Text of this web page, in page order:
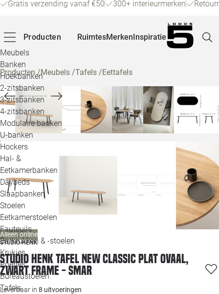
Gratis verzending vanaf €50 300+ interieurmerken
Producten
Meubels
Banken
Hoekbanken
2-zitsbanken
3-zitsbanken
4-zitsbanken
Modulaire banken
U-banken
Hockers
Hal- &
Eetkamerbanken
Daybeds
Slaapbanken
Stoelen
Eetkamerstoelen
Fauteuils
Barkrukken & -stoelen
Krukjes
Poefjes
Bureaustoelen
Tafels
RuimtesMerkenInspiratie
Producten/Meubels /Tafels /Eettafels
Alleen online
STUDIO HENK
Studio HENK tafel New Classic Plat ovaal,
zwart frame - Smar
Leverbaar in 8 uitvoeringen